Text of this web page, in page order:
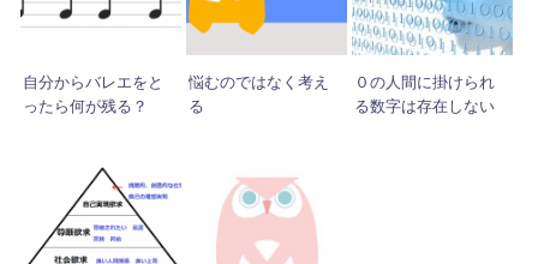
自分からバレエをと
ったら何が残る？
悩むのではなく考え
る
０の人間に掛けられ
る数字は存在しない